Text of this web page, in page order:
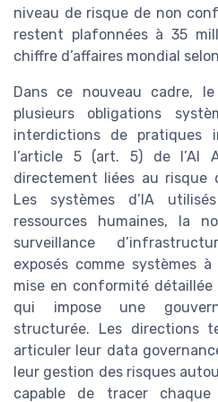
niveau de risque de non
restent plafonnées à 35
chiffre d’affaires mondial
Dans ce nouveau cadre,
plusieurs obligations
interdictions de pratiques
l’article 5 (art. 5) de l’AI
directement liées au risque
Les systèmes d’IA
ressources humaines, la
surveillance
exposés comme systèmes
mise en conformité détaillée
qui impose une
structurée. Les directions
articuler leur data
leur gestion des risques
capable de tracer chaque